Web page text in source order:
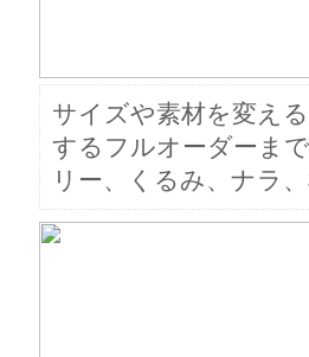
サイズや素材を変え
するフルオーダーま
リー、くるみ、ナラ